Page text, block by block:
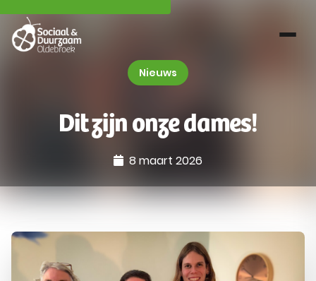
Nieuws
Dit zijn onze dames!
8 maart 2026